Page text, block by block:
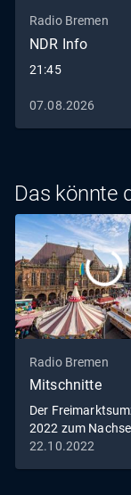
Radio Bremen
NDR Info
21:45
07.08.2026
Das könnte
Radio Bremen
Mitschnitte
Der
2022 zum
22.10.2022